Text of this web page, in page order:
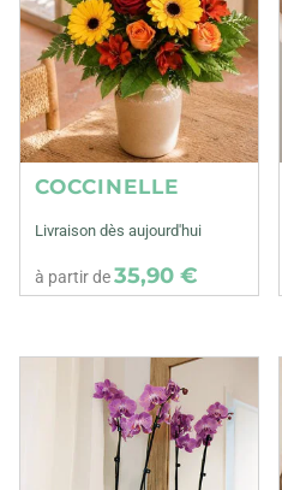
COCCINELLE
Livraison dès aujourd'hui
à partir de35,90 €